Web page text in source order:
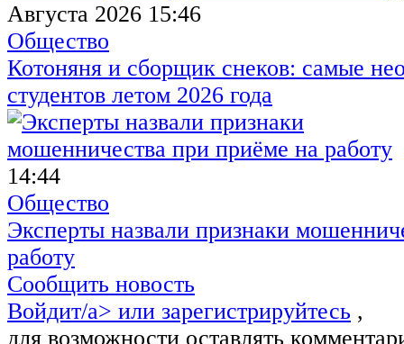
Августа 2026 15:46
Общество
Котоняня и сборщик снеков: самые
студентов летом 2026 года
14:44
Общество
Эксперты назвали признаки
работу
Сообщить новость
Войдит/a> или зарегистрируйтесь ,
для возможности оставлять